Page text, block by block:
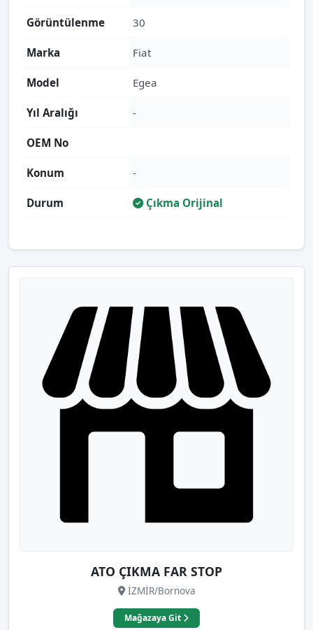
Görüntülenme 30
Marka Fiat
Model Egea
Yıl Aralığı -
OEM No
Konum -
Durum Çıkma Orijinal
ATO ÇIKMA FAR STOP
İZMİR/Bornova
Mağazaya Git